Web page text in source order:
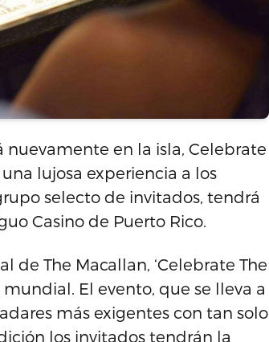
nuevamente en la isla, Celebrate
lujosa experiencia a los
selecto de invitados, tendrá
Casino de Puerto Rico.
de The Macallan, ‘Celebrate The
El evento, que se lleva a
más exigentes con tan solo
los invitados tendrán la